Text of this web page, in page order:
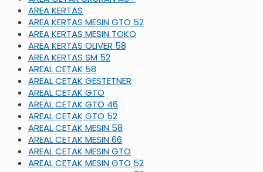
AREA KERTAS
AREA KERTAS MESIN GTO 52
AREA KERTAS MESIN TOKO
AREA KERTAS OLIVER 58
AREA KERTAS SM 52
AREAL CETAK 58
AREAL CETAK GESTETNER
AREAL CETAK GTO
AREAL CETAK GTO 46
AREAL CETAK GTO 52
AREAL CETAK MESIN 58
AREAL CETAK MESIN 66
AREAL CETAK MESIN GTO
AREAL CETAK MESIN GTO 52